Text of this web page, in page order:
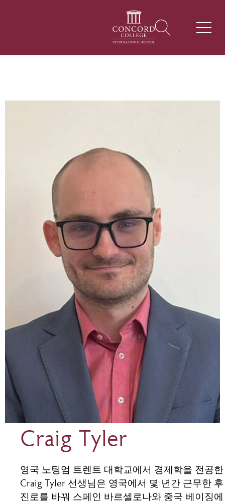
Craig Tyler
영국 노팅엄 트렌트 대학교에서 경제학을 전공한
Craig Tyler 선생님은 영국에서 몇 년간 근무한 후
진로를 바꿔 스페인 바르셀로나와 중국 베이징에